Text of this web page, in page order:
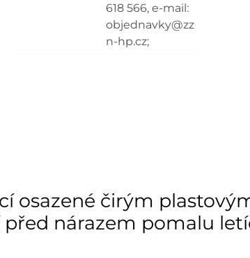
618 566, e-mail:
objednavky@zz
n-hp.cz;
osazené čirým
nárazem pomalu